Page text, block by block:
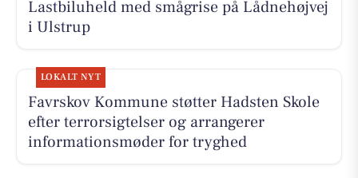
Lastbiluheld med smågrise på Lådnehøjvej
i Ulstrup
LOKALT NYT
Favrskov Kommune støtter Hadsten Skole
efter terrorsigtelser og arrangerer
informationsmøder for tryghed